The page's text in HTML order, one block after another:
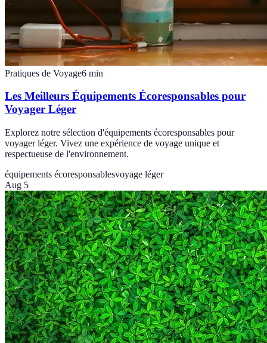
Pratiques de Voyage6 min
Les Meilleurs Équipements Écoresponsables pour
Voyager Léger
Explorez notre sélection d'équipements écoresponsables pour
voyager léger. Vivez une expérience de voyage unique et
respectueuse de l'environnement.
équipements écoresponsablesvoyage léger
Aug 5